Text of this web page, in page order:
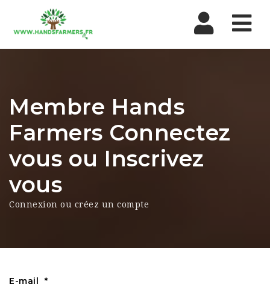
Membre Hands
Farmers Connectez
vous ou Inscrivez
vous
Connexion ou créez un compte
E-mail